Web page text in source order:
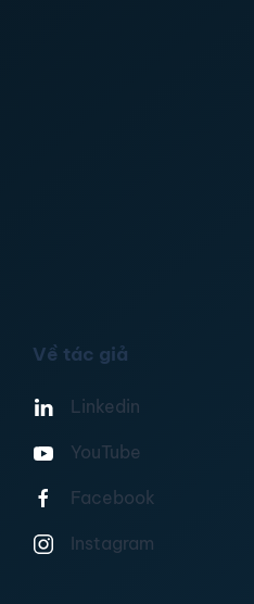
Về tác giả
Linkedin
YouTube
Facebook
Instagram